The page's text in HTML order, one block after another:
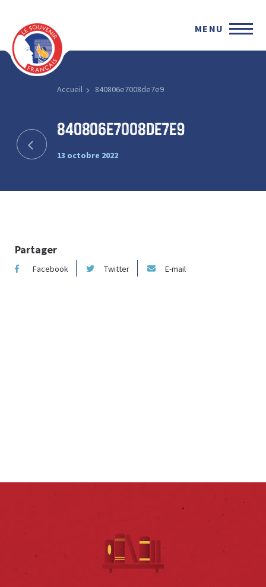
MENU
Accueil 840806e7008de7e9
840806e7008de7e9
13 octobre 2022
Partager
Facebook Twitter E-mail